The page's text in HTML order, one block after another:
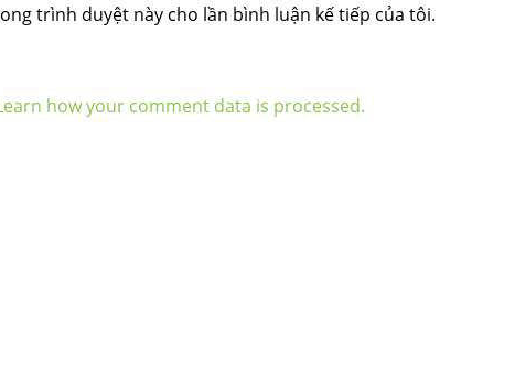
trình duyệt này cho lần bình luận kế tiếp của tôi.
how your comment data is processed.